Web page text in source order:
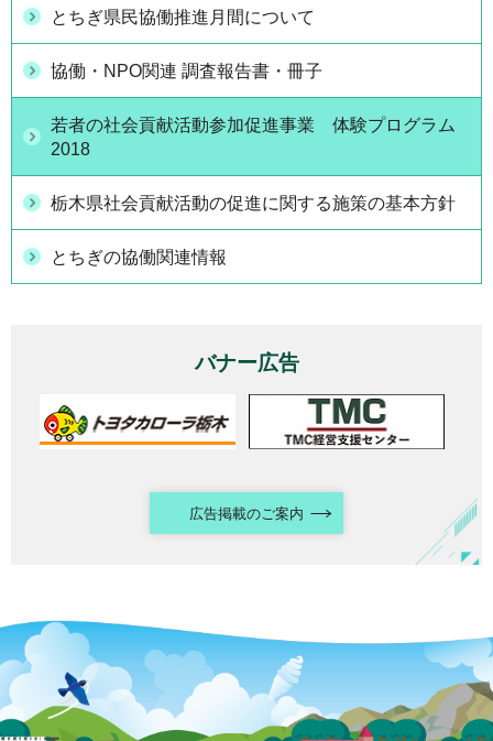
とちぎ県民協働推進月間について
協働・NPO関連 調査報告書・冊子
若者の社会貢献活動参加促進事業 体験プログラム
2018
栃木県社会貢献活動の促進に関する施策の基本方針
とちぎの協働関連情報
バナー広告
広告掲載のご案内